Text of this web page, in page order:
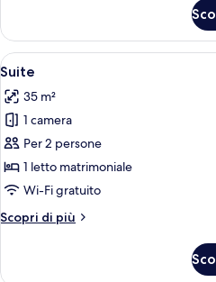
Comfort
Apri
tutte
le
foto
per
Suite
8
Suite
35 m²
1 camera
Per 2 persone
1 letto matrimoniale
Wi-Fi gratuito
Scopri di più
Altri